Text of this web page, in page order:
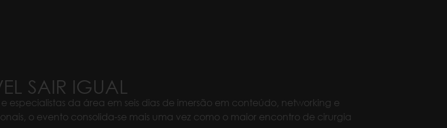
SAIR IGUAL
especialistas da área em seis dias de imersão em conteúdo, networking e
o evento consolida-se mais uma vez como o maior encontro de cirurgia